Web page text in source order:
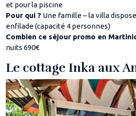
et pour la piscine
Pour qui ? Une famille – la villa
enfilade (capacité 4 personnes)
Combien ce séjour promo en
nuits 690€
Le cottage Inka aux